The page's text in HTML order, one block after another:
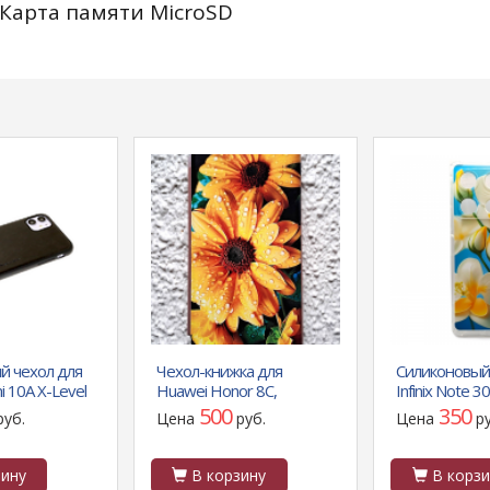
Карта памяти MicroSD
чехол для
10A X-Level
черный
Чехол-книжка для
Huawei Honor 8C,
красочный принт,
желтые цветы, розовое
Цена 500руб.
В корзину
Infinix Note
антишок
бело-желтые
Цена 350
В